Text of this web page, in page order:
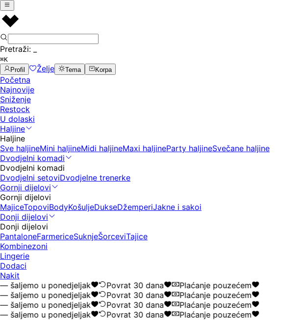
Pretraži:
⌘K
Profil
Želje Tema Korpa
Početna
Najnovije
Sniženje
Restock
U dolaski
Haljine
Haljine
Sve haljineMini haljineMidi haljineMaxi haljineParty haljineSvečane haljine
Dvodjelni komadi
Dvodjelni komadi
Dvodjelni setoviDvodjelne trenerke
Gornji dijelovi
Gornji dijelovi
MajiceTopoviBodyKošuljeDukseDžemperiJakne i sakoi
Donji dijelovi
Donji dijelovi
PantaloneFarmericeSuknjeŠorceviTajice
Kombinezoni
Lingerie
Dodaci
Nakit
u ponedjeljak
Povrat 30 dana
Plaćanje pouzećem
u ponedjeljak
Povrat 30 dana
Plaćanje pouzećem
u ponedjeljak
Povrat 30 dana
Plaćanje pouzećem
u ponedjeljak
Povrat 30 dana
Plaćanje pouzećem